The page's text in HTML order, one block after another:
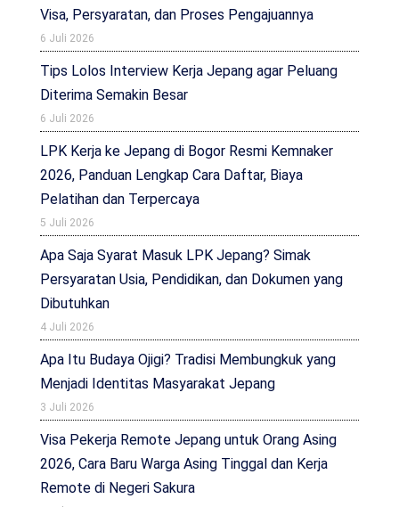
Visa, Persyaratan, dan Proses Pengajuannya
6 Juli 2026
Tips Lolos Interview Kerja Jepang agar Peluang
Diterima Semakin Besar
6 Juli 2026
LPK Kerja ke Jepang di Bogor Resmi Kemnaker
2026, Panduan Lengkap Cara Daftar, Biaya
Pelatihan dan Terpercaya
5 Juli 2026
Apa Saja Syarat Masuk LPK Jepang? Simak
Persyaratan Usia, Pendidikan, dan Dokumen yang
Dibutuhkan
4 Juli 2026
Apa Itu Budaya Ojigi? Tradisi Membungkuk yang
Menjadi Identitas Masyarakat Jepang
3 Juli 2026
Visa Pekerja Remote Jepang untuk Orang Asing
2026, Cara Baru Warga Asing Tinggal dan Kerja
Remote di Negeri Sakura